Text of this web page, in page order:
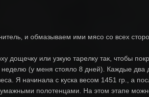
и обмазываем ими мясо со всех
дощечку или узкую тарелку так, чтобы
(у меня стояло 8 дней). Каждые два
Я начинала с куска весом 1451 гр., а
полотенцами. На этом этапе